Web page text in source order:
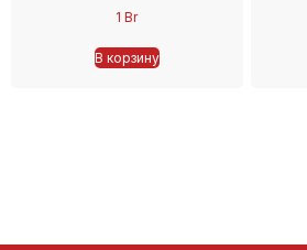
1Br
В корзину